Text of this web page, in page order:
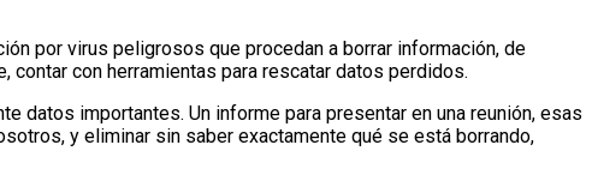
por virus peligrosos que procedan a borrar información, de
contar con herramientas para rescatar datos perdidos.
datos importantes. Un informe para presentar en una reunión, esas
y eliminar sin saber exactamente qué se está borrando,